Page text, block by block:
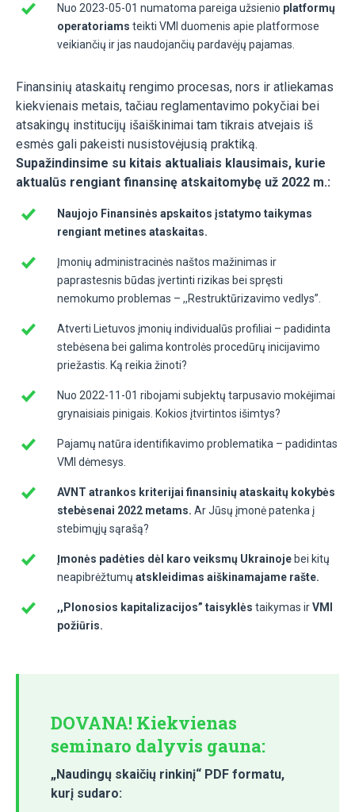
Nuo 2023-05-01 numatoma pareiga užsienio platformų
operatoriams teikti VMI duomenis apie platformose
veikiančių ir jas naudojančių pardavėjų pajamas.
Finansinių ataskaitų rengimo procesas, nors ir atliekamas
kiekvienais metais, tačiau reglamentavimo pokyčiai bei
atsakingų institucijų išaiškinimai tam tikrais atvejais iš
esmės gali pakeisti nusistovėjusią praktiką.
Supažindinsime su kitais aktualiais klausimais, kurie
aktualūs rengiant finansinę atskaitomybę už 2022 m.:
Naujojo Finansinės apskaitos įstatymo taikymas
rengiant metines ataskaitas.
Įmonių administracinės naštos mažinimas ir
paprastesnis būdas įvertinti rizikas bei spręsti
nemokumo problemas – ,,Restruktūrizavimo vedlys”.
Atverti Lietuvos įmonių individualūs profiliai – padidinta
stebėsena bei galima kontrolės procedūrų inicijavimo
priežastis. Ką reikia žinoti?
Nuo 2022-11-01 ribojami subjektų tarpusavio mokėjimai
grynaisiais pinigais. Kokios įtvirtintos išimtys?
Pajamų natūra identifikavimo problematika – padidintas
VMI dėmesys.
AVNT atrankos kriterijai finansinių ataskaitų kokybės
stebėsenai 2022 metams. Ar Jūsų įmonė patenka į
stebimųjų sąrašą?
Įmonės padėties dėl karo veiksmų Ukrainoje bei kitų
neapibrėžtumų atskleidimas aiškinamajame rašte.
,,Plonosios kapitalizacijos” taisyklės taikymas irVMI
požiūris.
DOVANA! Kiekvienas
seminaro dalyvis gauna:
„Naudingų skaičių rinkinį“ PDF formatu,
kurį sudaro: